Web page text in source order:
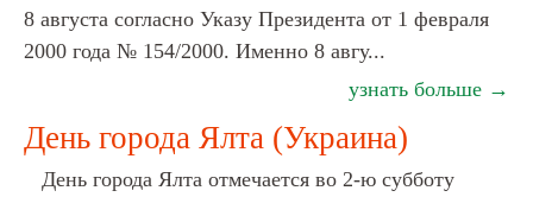
8 августа согласно Указу Президента от 1 февраля
2000 года № 154/2000. Именно 8 авгу...
узнать больше →
День города Ялта (Украина)
День города Ялта отмечается во 2-ю субботу